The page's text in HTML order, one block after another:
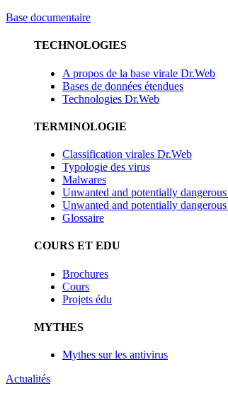
Base documentaire
TECHNOLOGIES
A propos de la base virale Dr.Web
Bases de données étendues
Technologies Dr.Web
TERMINOLOGIE
Classification virales Dr.Web
Typologie des virus
Malwares
Unwanted and potentially
Unwanted and potentially dangerous
Glossaire
COURS ET EDU
Brochures
Cours
Projets édu
MYTHES
Mythes sur les antivirus
Actualités